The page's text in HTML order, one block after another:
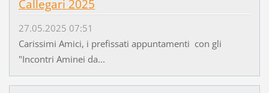
Callegari 2025
27.05.2025 07:51
Carissimi Amici, i prefissati appuntamenti con gli
"Incontri Aminei da...